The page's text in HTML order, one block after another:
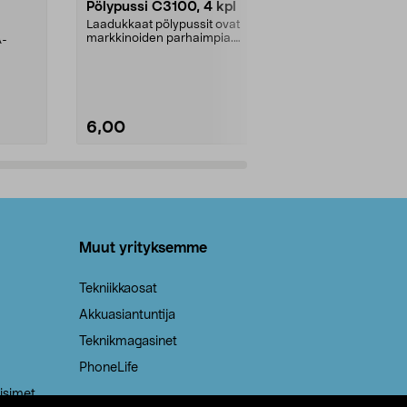
Pölypussi C3100, 4 kpl
Laadukkaat pölypussit ovat
markkinoiden parhaimpia.
6,00
Muut yrityksemme
Tekniikkaosat
Akkuasiantuntija
Teknikmagasinet
PhoneLife